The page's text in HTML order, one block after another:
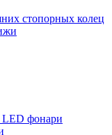
стопорных колец
LED фонари